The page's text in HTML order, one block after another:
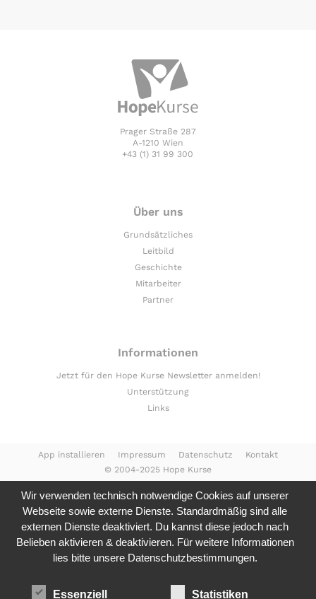
Prager Straße 287
A-1210 Wien
+43 (1) 31 99 300
Über uns
Grundsätzliches
Leitbild
Geschichte
Mitarbeiter
Partner
Informationen
Jetzt für den Hope Kurse Newsletter anmelden!
Unterstützung
Links
© 2004-2025 Hope Kurse
App installieren Impressum Datenschutz Kontakt
Wir verwenden technisch notwendige Cookies auf unserer
Webseite sowie externe Dienste. Standardmäßig sind alle
externen Dienste deaktiviert. Du kannst diese jedoch nach
Belieben aktivieren & deaktivieren. Für weitere Informationen
lies bitte unsere Datenschutzbestimmungen.
Essenziell Statistiken